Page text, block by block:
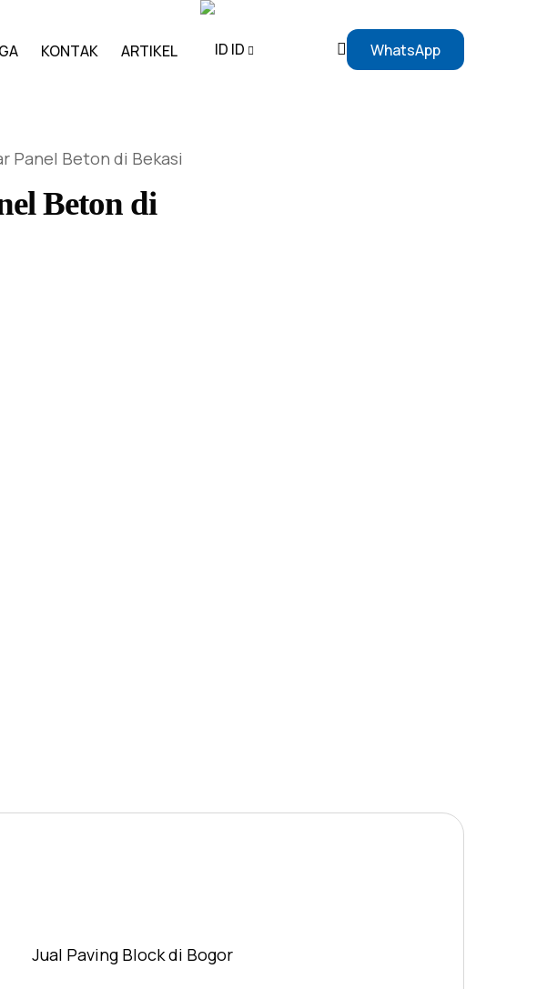
KONTAK ARTIKEL ID WhatsApp
Panel Beton di Bekasi
Beton di
Jual Paving Block di Bogor